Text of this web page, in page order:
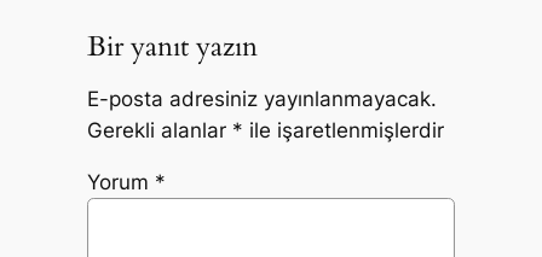
Bir yanıt yazın
E-posta adresiniz yayınlanmayacak.
Gerekli alanlar * ile işaretlenmişlerdir
Yorum *